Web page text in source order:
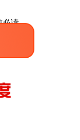
必读